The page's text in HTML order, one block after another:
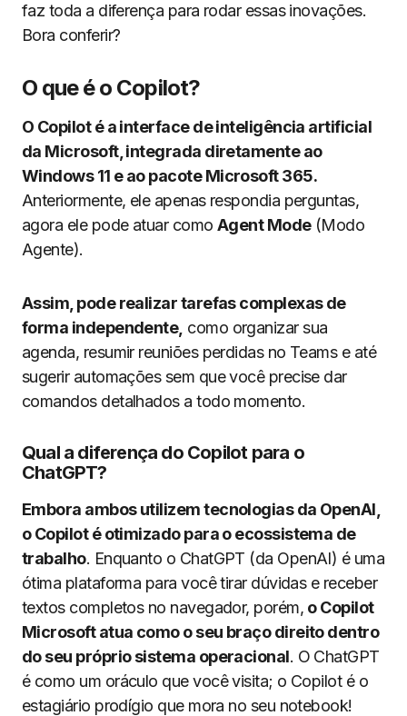
faz toda a diferença para rodar essas inovações.
Bora conferir?
O que é o Copilot?
O Copilot é a interface de inteligência artificial
da Microsoft, integrada diretamente ao
Windows 11 e ao pacote Microsoft 365.
Anteriormente, ele apenas respondia perguntas,
agora ele pode atuar como Agent Mode(Modo
Agente).
Assim, pode realizar tarefas complexas de
forma independente, como organizar sua
agenda, resumir reuniões perdidas no Teams e até
sugerir automações sem que você precise dar
comandos detalhados a todo momento.
Qual a diferença do Copilot para o
ChatGPT?
Embora ambos utilizem tecnologias da OpenAI,
o Copilot é otimizado para o ecossistema de
trabalho. Enquanto o ChatGPT (da OpenAI) é uma
ótima plataforma para você tirar dúvidas e receber
textos completos no navegador, porém, o Copilot
Microsoft atua como o seu braço direito dentro
do seu próprio sistema operacional. O ChatGPT
é como um oráculo que você visita; o Copilot é o
estagiário prodígio que mora no seu notebook!